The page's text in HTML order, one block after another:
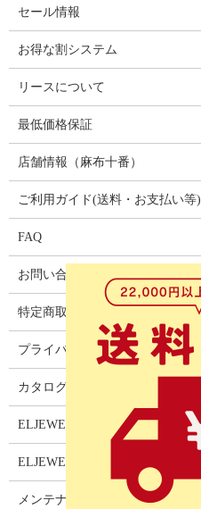
セール情報
お得な割システム
リースについて
最低価格保証
店舗情報（麻布十番）
ご利用ガイド(送料・お支払い等)
FAQ
お問い合わせ
特定商取引法に基づく表記
プライバシーポリシー
カタログ
ELJEWEL LIGHITNG
ELJEWEL カーテン
メンテナンス